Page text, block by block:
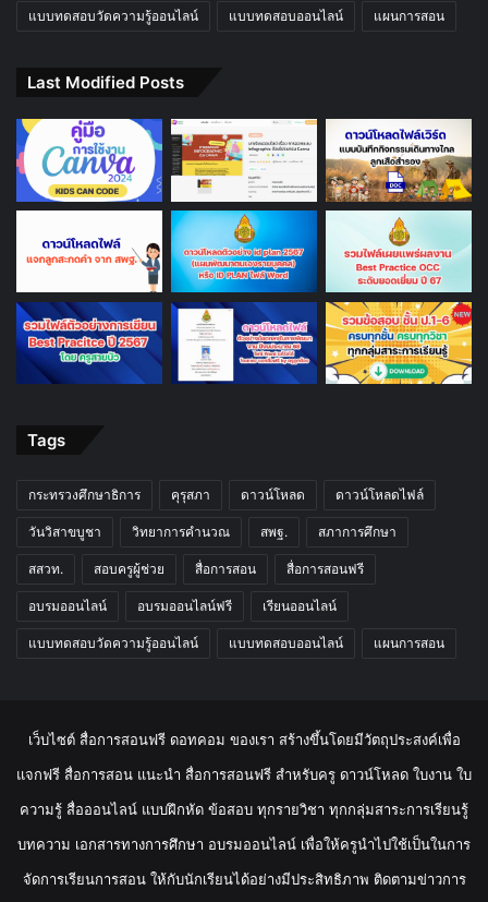
แบบทดสอบวัดความรู้ออนไลน์ แบบทดสอบออนไลน์ แผนการสอน
Last Modified Posts
Tags
กระทรวงศึกษาธิการ คุรุสภา ดาวน์โหลด ดาวน์โหลดไฟล์
วันวิสาขบูชา วิทยาการคำนวณ สพฐ. สภาการศึกษา
สสวท. สอบครูผู้ช่วย สื่อการสอน สื่อการสอนฟรี
อบรมออนไลน์ อบรมออนไลน์ฟรี เรียนออนไลน์
แบบทดสอบวัดความรู้ออนไลน์ แบบทดสอบออนไลน์ แผนการสอน
เว็บไซต์ สื่อการสอนฟรี ดอทคอม ของเรา สร้างขึ้นโดยมีวัตถุประสงค์เพื่อ
แจกฟรี สื่อการสอน แนะนำ สื่อการสอนฟรี สำหรับครู ดาวน์โหลด ใบงาน ใบ
ความรู้ สื่อออนไลน์ แบบฝึกหัด ข้อสอบ ทุกรายวิชา ทุกกลุ่มสาระการเรียนรู้
บทความ เอกสารทางการศึกษา อบรมออนไลน์ เพื่อให้ครูนำไปใช้เป็นในการ
จัดการเรียนการสอน ให้กับนักเรียนได้อย่างมีประสิทธิภาพ ติดตามข่าวการ